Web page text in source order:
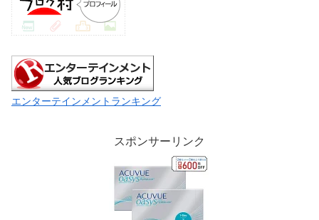
エンターテインメントランキング
スポンサーリンク